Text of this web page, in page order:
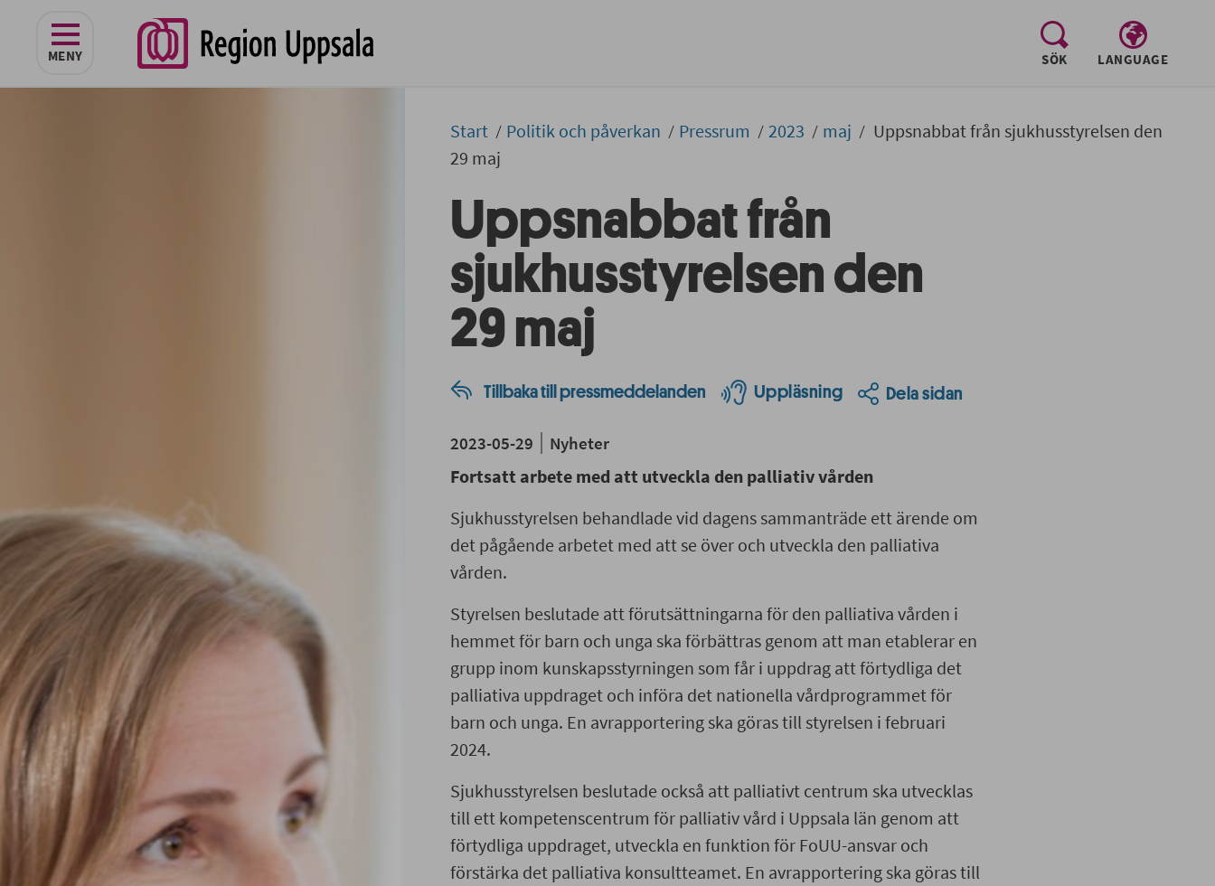
MENY
navigeringen
SÖK
, visa sökfältet
LANGUAGE
Start Politik och påverkan Pressrum 2023 maj
Uppsnabbat från sjukhusstyrelsen den
29 maj
Uppsnabbat från
sjukhusstyrelsen den
29 maj
Tillbaka till pressmeddelanden Uppläsning Dela sidan
2023-05-29 Nyheter
Fortsatt arbete med att utveckla den palliativ vården
Sjukhusstyrelsen behandlade vid dagens sammanträde ett ärende om
det pågående arbetet med att se över och utveckla den palliativa
vården.
Styrelsen beslutade att förutsättningarna för den palliativa vården i
hemmet för barn och unga ska förbättras genom att man etablerar en
grupp inom kunskapsstyrningen som får i uppdrag att förtydliga det
palliativa uppdraget och införa det nationella vårdprogrammet för
barn och unga. En avrapportering ska göras till styrelsen i februari
2024.
Sjukhusstyrelsen beslutade också att palliativt centrum ska utvecklas
till ett kompetenscentrum för palliativ vård i Uppsala län genom att
förtydliga uppdraget, utveckla en funktion för FoUU-ansvar och
förstärka det palliativa konsultteamet. En avrapportering ska göras till